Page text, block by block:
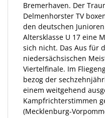
Bremerhaven. Der
Delmenhorster TV
den deutschen
Altersklasse U 17 eine
sich nicht. Das Aus für
niedersächsischen
Viertelfinale. Im
bezog der
einem weitgehend
Kampfrichterstimmen
(Mecklenburg-